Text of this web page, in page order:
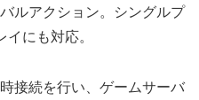
ルアクション。シングルプ
にも対応。
接続を行い、ゲームサーバ